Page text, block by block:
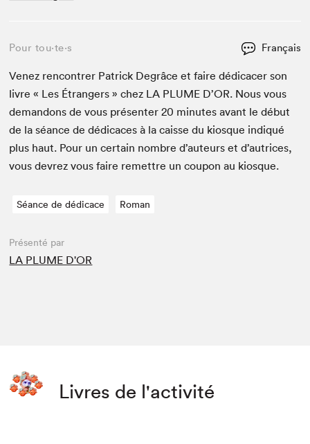
Pour tou⋅te⋅s Français
Venez ren­con­tr­er Patrick Degrâce et faire dédi­cac­er son
livre « Les Étrangers » chez LA PLUME D’OR. Nous vous
deman­dons de vous présen­ter20 min­utes avant le début
de la séance de dédi­caces à la caisse du kiosque indiqué
plus haut. Pour un cer­tain nom­bre d’auteurs et d’autrices,
vous devrez vous faire remet­tre un coupon au kiosque.
Séance de dédicace Roman
Présenté par
LA PLUME D'OR
Livres de l'activité